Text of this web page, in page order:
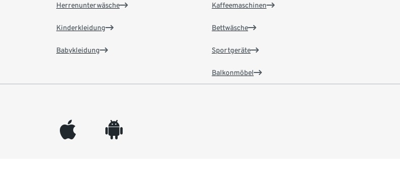
Herrenunterwäsche
Kinderkleidung
Babykleidung
Kaffeemaschinen
Bettwäsche
Sportgeräte
Balkonmöbel
appleinc android